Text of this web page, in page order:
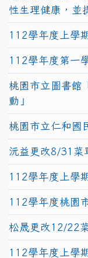
性生理健康，並
112學年度上學
112學年度第一
桃園市立圖書館
動」
桃園市立仁和國
沅益更改8/31菜
112學年度上學
112學年度桃園
松晟更改12/22
112學年度上學